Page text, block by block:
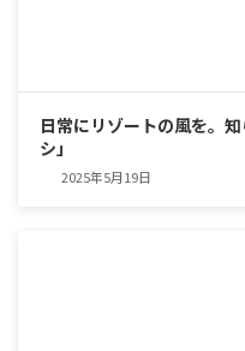
日常にリゾートの風を。
シ」
2025年5月19日